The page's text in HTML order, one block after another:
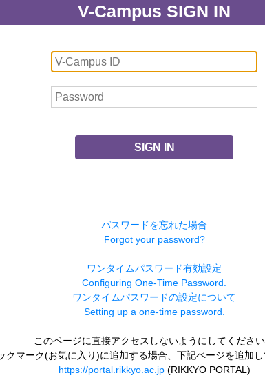
V-Campus SIGN IN
SIGN IN
パスワードを忘れた場合
Forgot your password?
ワンタイムパスワード有効設定
Configuring One-Time Password.
ワンタイムパスワードの設定について
Setting up a one-time password.
このページに直接アクセスしないようにしてください
クマーク(お気に入り)に追加する場合、下記ページを追加し
https://portal.rikkyo.ac.jp(RIKKYO PORTAL)